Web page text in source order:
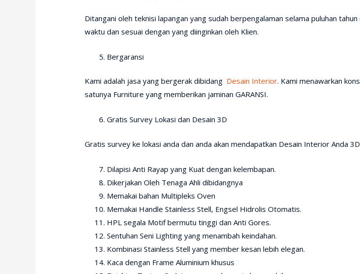
Ditangani oleh teknisi lapangan yang sudah berpengalaman selama puluhan
waktu dan sesuai dengan yang diinginkan oleh Klien.
Bergaransi
Kami adalah jasa yang bergerak dibidang Desain Interior. Kami menawarkan
satunya Furniture yang memberikan jaminan GARANSI.
Gratis Survey Lokasi dan Desain 3D
Gratis survey ke lokasi anda dan anda akan mendapatkan Desain Interior Anda 3D
Dilapisi Anti Rayap yang Kuat dengan kelembapan.
Dikerjakan Oleh Tenaga Ahli dibidangnya
Memakai bahan Multipleks Oven
Memakai Handle Stainless Stell, Engsel Hidrolis Otomatis.
HPL segala Motif bermutu tinggi dan Anti Gores.
Sentuhan Seni Lighting yang menambah keindahan.
Kombinasi Stainless Stell yang member kesan lebih elegan.
Kaca dengan Frame Aluminium khusus